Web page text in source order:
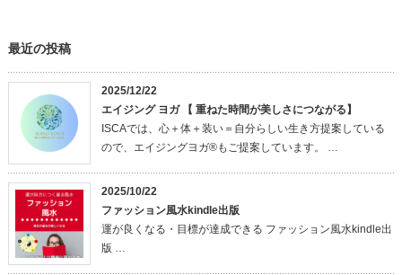
最近の投稿
2025/12/22
エイジング ヨガ 【 重ねた時間が美しさにつながる】
ISCAでは、心＋体＋装い＝自分らしい生き方提案している
ので、エイジングヨガ®もご提案しています。 …
2025/10/22
ファッション風水kindle出版
運が良くなる・目標が達成できる ファッション風水kindle出
版 …